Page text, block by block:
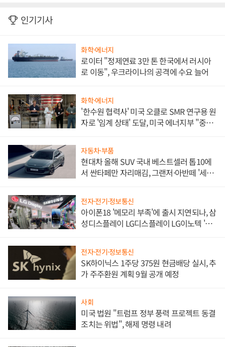
인기기사
화학·에너지
로이터 "정제연료 3만 톤 한국에서 러시아
로 이동", 우크라이나의 공격에 수요 늘어
화학·에너지
'한수원 협력사' 미국 오클로 SMR 연구용 원
자로 '임계 상태' 도달, 미국 에너지부 "중요
자동차·부품
현대차 올해 SUV 국내 베스트셀러 톱10에
서 싼타페만 자리매김, 그랜저·아반떼 '세단
전자·전기·정보통신
아이폰18 '메모리 부족'에 출시 지연되나, 삼
성디스플레이 LG디스플레이 LG이노텍 '탈
전자·전기·정보통신
SK하이닉스 1주당 375원 현금배당 실시, 추
가 주주환원 계획 9월 공개 예정
사회
미국 법원 "트럼프 정부 풍력 프로젝트 동결
조치는 위법", 해제 명령 내려